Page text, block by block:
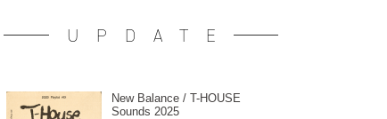
UPDATE
New Balance / T-HOUSE
Sounds 2025